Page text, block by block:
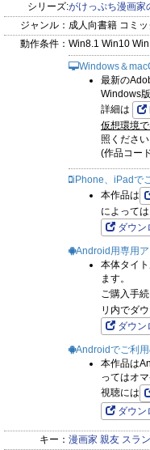
シリーズ:がけっぷち漫画家
ジャンル： 成人向書籍 コミッ
動作条件： Win8.1 Win10
Windows＆
最新の
Windows
詳細は
仮想環境で
照ください
(作品コー
iPhone、iPadで
本作品は
によって
ダウン
Android用専用
本体タイ
ます。
ご購入手続
リ内でダ
ダウン
Androidでご利
本作品は
ってはオ
視聴には
ダウン
キー： 漫画家 親友 スラ